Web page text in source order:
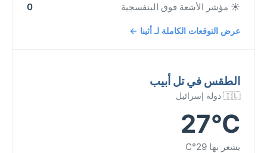
☀️ مؤشر الأشعة فوق البنفسجية 0
عرض التوقعات الكاملة لـ أثينا ←
الطقس في تل أبيب
🇮🇱 دولة إسرائيل
27°C
يشعر بها 29°C